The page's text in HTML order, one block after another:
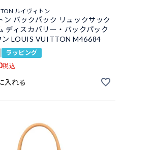
ルイヴィトン
ン バックパック リュックサック
ディスカバリー・バックパック
ン LOUIS VUITTON M46684
ラッピング
税込
入れる